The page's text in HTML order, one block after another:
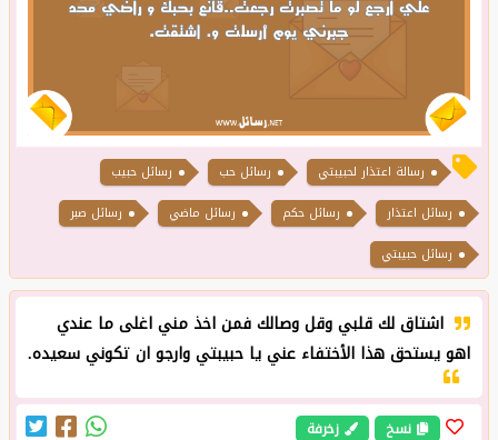
رسالة اعتذار لحبيبتي رسائل حب
رسائل حبيب
رسائل اعتذار
رسائل حكم رسائل ماضي
رسائل صبر
رسائل حبيبتي
اشتاق لك قلبي وقل وصالك فمن اخذ مني اغلى ما عندي
اهو يستحق هذا الأختفاء عني يا حبيبتي وارجو ان تكوني سعيده.
نسخ زخرفة